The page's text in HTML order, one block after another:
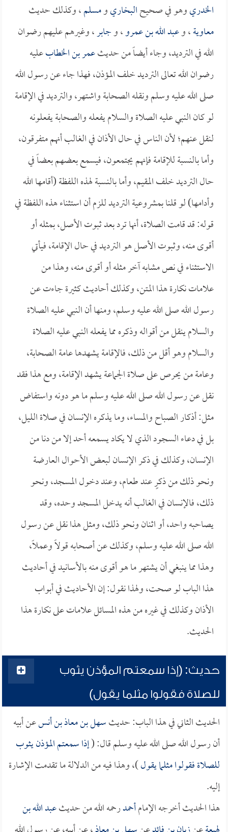
الخدريوهو في صحيحالبخاريومسلم، وكذلك حديث
معاوية، وعبد الله بن عمرو، وجابر، وغيرهم عليهم رضوان
الله في الترديد، وجاء أيضاً من حديثعمر بن الخطابعليه
رضوان الله تعالى الترديد خلف المؤذن، فهذا جاء عن رسول الله
صلى الله عليه وسلم ونقله الصحابة واشتهر، والترديد في الإقامة
لو كان النبي عليه الصلاة والسلام يفعله والصحابة يفعلونه
لنقل عنهم؛ لأن الناس في حال الأذان في الغالب أنهم متفرقون،
وأما بالنسبة للإقامة فإنهم يجتمعون، فيسمع بعضهم بعضاً في
حال الترديد خلف المقيم، وأما بالنسبة لهذه اللفظة (أقامها الله
وأدامها) لو قلنا بمشروعية الترديد للزم أن استثناء هذه اللفظة في
قوله: قد قامت الصلاة، أنها ترد بعد ثبوت الأصل، بمثله أو
أقوى منه، وثبوت الأصل هو الترديد في حال الإقامة، فيأتي
الاستثناء في نص مشابه آخر مثله أو أقوى منه، وهذا من
علامات نكارة هذا المتن، وكذلك أحاديث كثيرة جاءت عن
رسول الله صلى الله عليه وسلم، ومنها أن النبي عليه الصلاة
والسلام ينقل من أقواله وذكره مما يفعله النبي عليه الصلاة
والسلام وهو أقل من ذلك، فالإقامة يشهدها عامة الصحابة،
وعامة من يحرص على صلاة الجماعة يشهد الإقامة، ومع هذا فقد
نقل عن رسول الله صلى الله عليه وسلم ما هو دونه واستفاض
مثل: أذكار الصباح والمساء، وما يذكره الإنسان في صلاة الليل،
بل في دعاء السجود الذي لا يكاد يسمعه أحد إلا من دنا من
الإنسان، وكذلك في ذكر الإنسان لبعض الأحوال العارضة
ونحو ذلك من ذكرٍ عند طعام، وعند دخول المسجد، ونحو
ذلك، فالإنسان في الغالب أنه يدخل المسجد وحده، وقد
يصاحبه واحد، أو اثنان ونحو ذلك، ومثل هذا نقل عن رسول
الله صلى الله عليه وسلم، وكذلك عن أصحابه قولاً وعملاً،
وهذا مما ينبغي أن يشتهر ما هو أقوى منه بالأسانيد في أحاديث
هذا الباب لو صحت، ولهذا نقول: إن الأحاديث في أبواب
الأذان وكذلك في غيره من هذه المسائل علامات على نكارة هذا
الحديث.
حديث: (إذا سمعتم المؤذن يثوب
للصلاة فقولوا مثلما يقول)
الحديث الثاني في هذا الباب: حديثسهل بن معاذ بن أنسعن أبيه
أن رسول الله صلى الله عليه وسلم قال: (إذا سمعتم المؤذن يثوب
للصلاة فقولوا مثلما يقول)، وهذا فيه من الدلالة ما تقدمت الإشارة
إليه.
هذا الحديث أخرجه الإمامأحمدرحمه الله من حديثعبد الله بن